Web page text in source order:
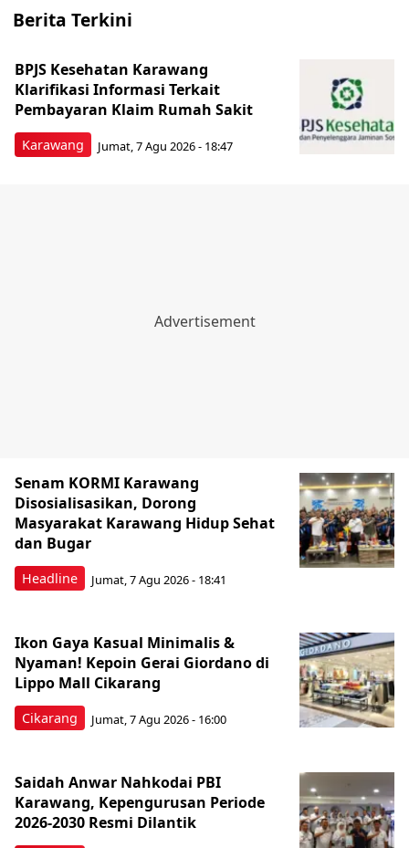
Berita Terkini
Karawang
BPJS Kesehatan Karawang
Klarifikasi Informasi Terkait
Pembayaran Klaim Rumah Sakit
Jumat, 7 Agu 2026 - 18:47
Headline
Senam KORMI Karawang
Disosialisasikan, Dorong
Masyarakat Karawang Hidup Sehat
dan Bugar
Jumat, 7 Agu 2026 - 18:41
Cikarang
Ikon Gaya Kasual Minimalis &
Nyaman! Kepoin Gerai Giordano di
Lippo Mall Cikarang
Jumat, 7 Agu 2026 - 16:00
Saidah Anwar Nahkodai PBI
Karawang, Kepengurusan Periode
2026-2030 Resmi Dilantik